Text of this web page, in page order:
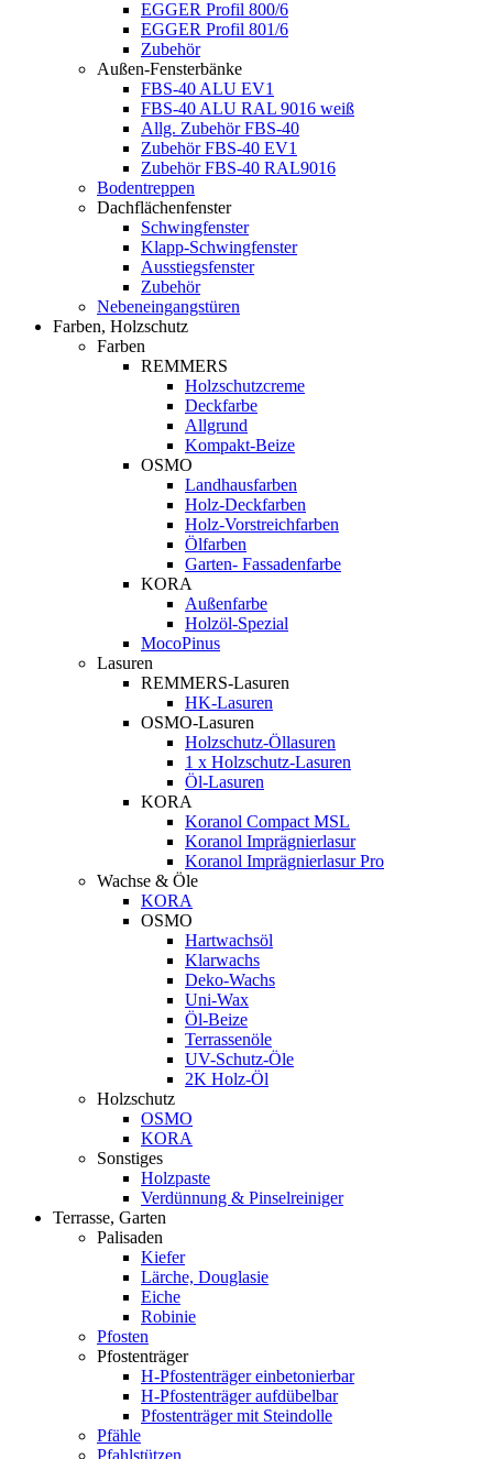
EGGER Profil 800/6
EGGER Profil 801/6
Zubehör
Außen-Fensterbänke
FBS-40 ALU EV1
FBS-40 ALU RAL 9016 weiß
Allg. Zubehör FBS-40
Zubehör FBS-40 EV1
Zubehör FBS-40 RAL9016
Bodentreppen
Dachflächenfenster
Schwingfenster
Klapp-Schwingfenster
Ausstiegsfenster
Zubehör
Nebeneingangstüren
Farben, Holzschutz
Farben
REMMERS
Holzschutzcreme
Deckfarbe
Allgrund
Kompakt-Beize
OSMO
Landhausfarben
Holz-Deckfarben
Holz-Vorstreichfarben
Ölfarben
Garten- Fassadenfarbe
KORA
Außenfarbe
Holzöl-Spezial
MocoPinus
Lasuren
REMMERS-Lasuren
HK-Lasuren
OSMO-Lasuren
Holzschutz-Öllasuren
1 x Holzschutz-Lasuren
Öl-Lasuren
KORA
Koranol Compact MSL
Koranol Imprägnierlasur
Koranol Imprägnierlasur Pro
Wachse & Öle
KORA
OSMO
Hartwachsöl
Klarwachs
Deko-Wachs
Uni-Wax
Öl-Beize
Terrassenöle
UV-Schutz-Öle
2K Holz-Öl
Holzschutz
OSMO
KORA
Sonstiges
Holzpaste
Verdünnung & Pinselreiniger
Terrasse, Garten
Palisaden
Kiefer
Lärche, Douglasie
Eiche
Robinie
Pfosten
Pfostenträger
H-Pfostenträger einbetonierbar
H-Pfostenträger aufdübelbar
Pfostenträger mit Steindolle
Pfähle
Pfahlstützen